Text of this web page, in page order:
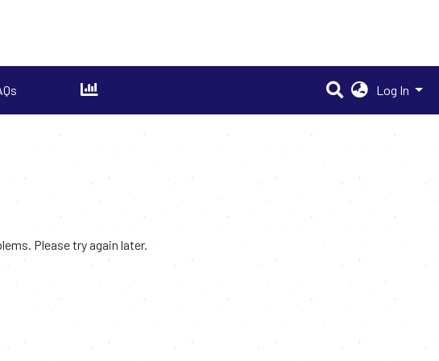
Log In
Please try again later.